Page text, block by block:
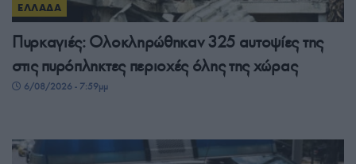
ΕΛΛΑΔΑ
Πυρκαγιές: Ολοκληρώθηκαν 325 αυτοψίες της
στις πυρόπληκτες περιοχές όλης της χώρας
6/08/2026 - 7:59μμ